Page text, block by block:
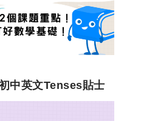
中英文Tenses貼士